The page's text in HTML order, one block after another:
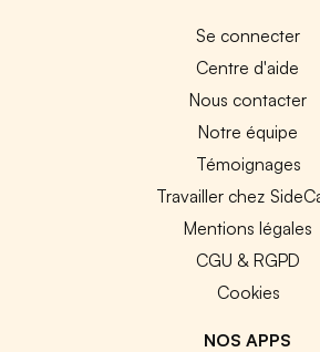
Se connecter
Centre d'aide
Nous contacter
Notre équipe
Témoignages
Travailler chez
Mentions légales
CGU & RGPD
Cookies
NOS APPS